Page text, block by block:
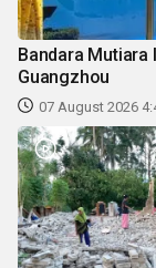
Bandara Mutiara
Guangzhou
07 August 2026